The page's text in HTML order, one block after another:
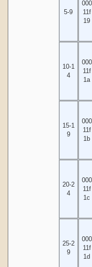
5-9
000
11f
19
10-1
4
000
11f
1a
15-1
9
000
11f
1b
20-2
4
000
11f
1c
25-2
9
000
11f
1d